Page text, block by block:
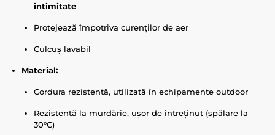
intimitate
Protejează împotriva curenților de aer
Culcuș lavabil
Material:
Cordura rezistentă, utilizată în echipamente outdoor
Rezistentă la murdărie, ușor de întreținut (spălare la
30°C)